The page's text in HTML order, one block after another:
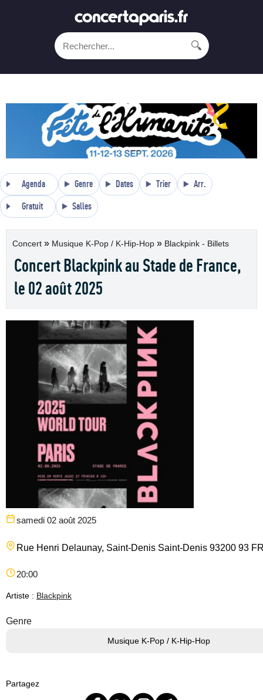
🔍
Agenda Genre Dates Trier Arr.
Gratuit Salles
Concert » Musique K-Pop / K-Hip-Hop » Blackpink - Billets
Concert Blackpink au Stade de France,
le 02 août 2025
samedi 02 août 2025
Rue Henri Delaunay, Saint-Denis Saint-Denis 93200 93
20:00
Artiste : Blackpink
Genre
Musique K-Pop / K-Hip-Hop
Partagez